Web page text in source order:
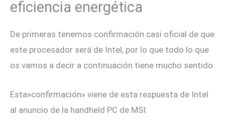
eficiencia energética
De primeras tenemos confirmación casi oficial de que
este procesador será de Intel, por lo que todo lo que
os vamos a decir a continuación tiene mucho sentido.
Esta»confirmación» viene de esta respuesta de Intel
al anuncio de la handheld PC de MSI: